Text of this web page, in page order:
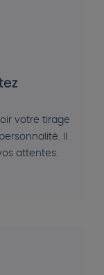
votre tirage
Il
attentes.